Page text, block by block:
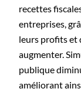
recettes
entreprises,
leurs profits et
augmenter.
publique
améliorant